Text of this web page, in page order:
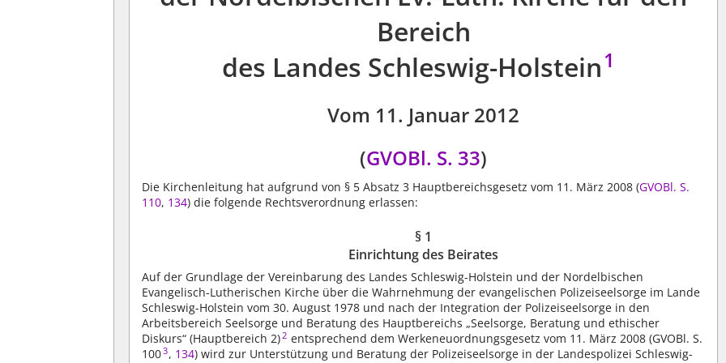
Bereich
des Landes Schleswig-Holstein1
Vom 11. Januar 2012
(GVOBl. S. 33)
Die Kirchenleitung hat aufgrund von § 5 Absatz 3 Hauptbereichsgesetz vom 11. März 2008 (GVOBl. S.
110, 134) die folgende Rechtsverordnung erlassen:
§ 1
Einrichtung des Beirates
Auf der Grundlage der Vereinbarung des Landes Schleswig-Holstein und der Nordelbischen
Evangelisch-Lutherischen Kirche über die Wahrnehmung der evangelischen Polizeiseelsorge im Lande
Schleswig-Holstein vom 30. August 1978 und nach der Integration der Polizeiseelsorge in den
Arbeitsbereich Seelsorge und Beratung des Hauptbereichs „Seelsorge, Beratung und ethischer
Diskurs“ (Hauptbereich 2) 2 entsprechend dem Werkeneuordnungsgesetz vom 11. März 2008 (GVOBl. S.
1003, 134) wird zur Unterstützung und Beratung der Polizeiseelsorge in der Landespolizei Schleswig-